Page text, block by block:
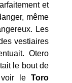
et
même
Les
vestiaires
Otero
le bout de
le Toro